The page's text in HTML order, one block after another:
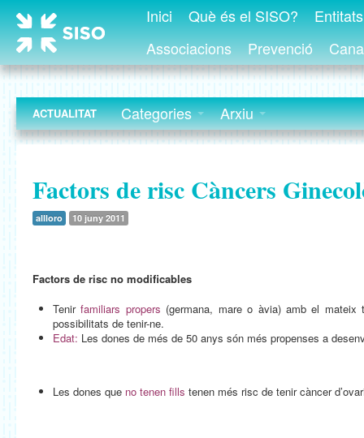
Inici Què és el SISO?
Associacions
Prevenció
ACTUALITAT Categories Arxiu
Factors de risc Càncers
allloro 10 juny 2011
Factors de risc no modificables
Tenirfamiliars propers (germana, mare o àvia) amb el mateix
possibilitats de tenir-ne.
Edat: Les dones de més de 50 anys són més propenses a
Les dones que no tenen fills tenen més risc de tenir càncer